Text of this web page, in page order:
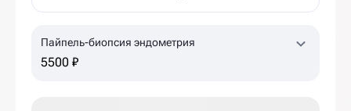
Пайпель-биопсия эндометрия
5500 ₽